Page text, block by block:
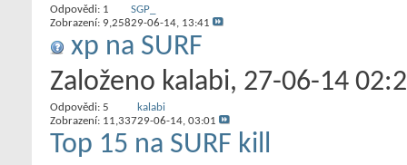
Odpovědi: 1
Zobrazení: 9,258
SGP_
29-06-14, 13:41
xp na SURF
Založeno kalabi‎, 27-06-14
Odpovědi: 5
Zobrazení: 11,337
kalabi
29-06-14, 03:01
Top 15 na SURF kill